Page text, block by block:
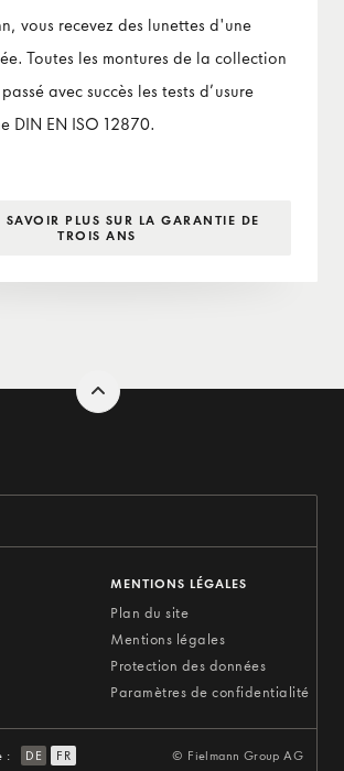
vous recevez des lunettes d'une
Toutes les montures de la collection
avec succès les tests d’usure
DIN EN ISO 12870.
SAVOIR PLUS SUR LA GARANTIE DE
TROIS ANS
MENTIONS LÉGALES
Plan du site
Mentions légales
Protection des données
Paramètres de confidentialité
: DE FR © Fielmann Group AG